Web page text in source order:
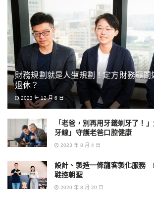
財務規劃就是人生規劃！定方財務顧問
退休？
2023 年 12 月 6 日
「老爸，別再用牙籤剃牙了！
牙線」守護老爸口腔健康
2023 年 8 月 4 日
設計、製造一條龍客製化服務
鞋控朝聖
2020 年 8 月 20 日